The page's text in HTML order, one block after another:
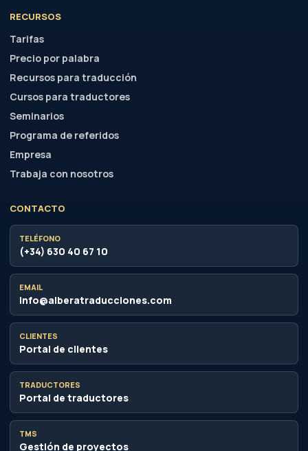
RECURSOS
Tarifas
Precio por palabra
Recursos para traducción
Cursos para traductores
Seminarios
Programa de referidos
Empresa
Trabaja con nosotros
CONTACTO
TELÉFONO
(+34) 630 40 67 10
EMAIL
info@alberatraducciones.com
CLIENTES
Portal de clientes
TRADUCTORES
Portal de traductores
TMS
Gestión de proyectos